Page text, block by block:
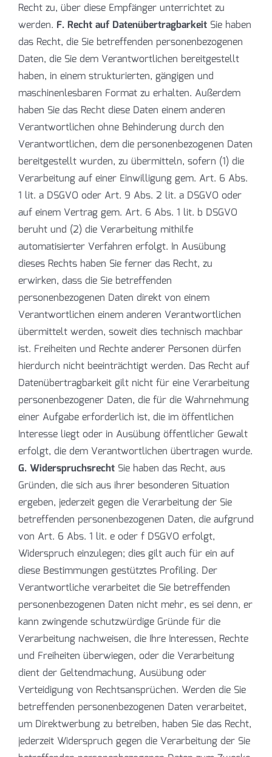
Recht zu, über diese Empfänger unterrichtet zu
werden. F. Recht auf Datenübertragbarkeit Sie haben
das Recht, die Sie betreffenden personenbezogenen
Daten, die Sie dem Verantwortlichen bereitgestellt
haben, in einem strukturierten, gängigen und
maschinenlesbaren Format zu erhalten. Außerdem
haben Sie das Recht diese Daten einem anderen
Verantwortlichen ohne Behinderung durch den
Verantwortlichen, dem die personenbezogenen Daten
bereitgestellt wurden, zu übermitteln, sofern (1) die
Verarbeitung auf einer Einwilligung gem. Art. 6 Abs.
1 lit. a DSGVO oder Art. 9 Abs. 2 lit. a DSGVO oder
auf einem Vertrag gem. Art. 6 Abs. 1 lit. b DSGVO
beruht und (2) die Verarbeitung mithilfe
automatisierter Verfahren erfolgt. In Ausübung
dieses Rechts haben Sie ferner das Recht, zu
erwirken, dass die Sie betreffenden
personenbezogenen Daten direkt von einem
Verantwortlichen einem anderen Verantwortlichen
übermittelt werden, soweit dies technisch machbar
ist. Freiheiten und Rechte anderer Personen dürfen
hierdurch nicht beeinträchtigt werden. Das Recht auf
Datenübertragbarkeit gilt nicht für eine Verarbeitung
personenbezogener Daten, die für die Wahrnehmung
einer Aufgabe erforderlich ist, die im öffentlichen
Interesse liegt oder in Ausübung öffentlicher Gewalt
erfolgt, die dem Verantwortlichen übertragen wurde.
G. Widerspruchsrecht Sie haben das Recht, aus
Gründen, die sich aus ihrer besonderen Situation
ergeben, jederzeit gegen die Verarbeitung der Sie
betreffenden personenbezogenen Daten, die aufgrund
von Art. 6 Abs. 1 lit. e oder f DSGVO erfolgt,
Widerspruch einzulegen; dies gilt auch für ein auf
diese Bestimmungen gestütztes Profiling. Der
Verantwortliche verarbeitet die Sie betreffenden
personenbezogenen Daten nicht mehr, es sei denn, er
kann zwingende schutzwürdige Gründe für die
Verarbeitung nachweisen, die Ihre Interessen, Rechte
und Freiheiten überwiegen, oder die Verarbeitung
dient der Geltendmachung, Ausübung oder
Verteidigung von Rechtsansprüchen. Werden die Sie
betreffenden personenbezogenen Daten verarbeitet,
um Direktwerbung zu betreiben, haben Sie das Recht,
jederzeit Widerspruch gegen die Verarbeitung der Sie